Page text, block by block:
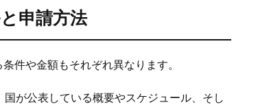
申請方法
件や金額もそれぞれ異なります。
が公表している概要やスケジュール、そし